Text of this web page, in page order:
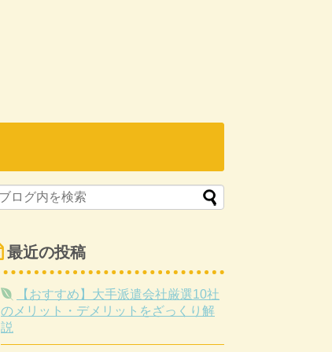
最近の投稿
【おすすめ】大手派遣会社厳選10社
のメリット・デメリットをざっくり解
説